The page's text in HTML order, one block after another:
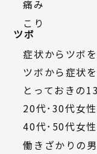
痛み
こり
ツボ
症状からツボ
ツボから症状
とっておきの
20代・30代女
40代・50代女
働きざかりの